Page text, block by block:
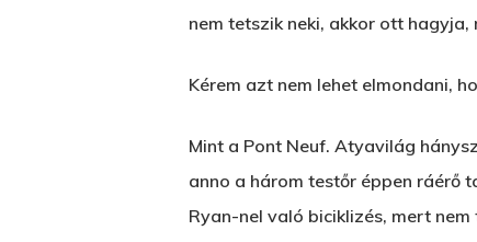
nem tetszik neki, akkor ott
Kérem azt nem lehet elmondani,
Mint a Pont Neuf. Atyavilág
anno a három testőr éppen ráérő
Ryan-nel való biciklizés, mert